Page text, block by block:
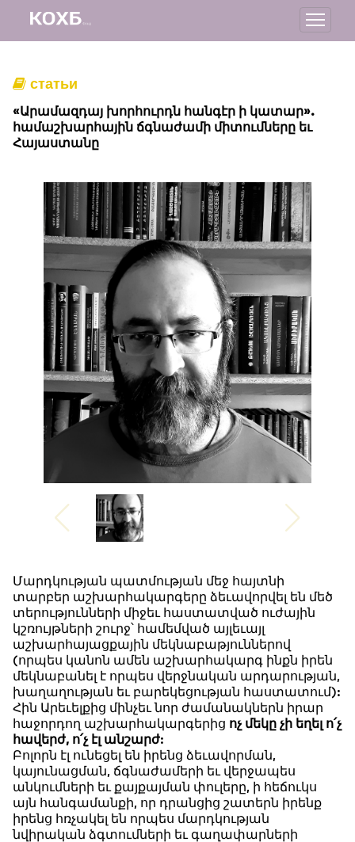
статьи
«Արամազդայ խորհուրդն հանգէր ի կատար».
համաշխարհային ճգնաժամի միտումները եւ
Հայաստանը
Մարդկության պատմության մեջ հայտնի
տարբեր աշխարհակարգերը ձեւավորվել են մեծ
տերությունների միջեւ հաստատված ուժային
կշռույթների շուրջ՝ համեմված այլեւայլ
աշխարհայացքային մեկնաբաթյուններով
(որպես կանոն ամեն աշխարհակարգ ինքն իրեն
մեկնաբանել է որպես վերջնական արդարության,
խաղաղության եւ բարեկեցության հաստատում):
Հին Արեւելքից մինչեւ նոր ժամանակներն իրար
հաջորդող աշխարհակարգերից ոչ մեկը չի եղել ո՛չ
հավերժ, ո՛չ էլ անշարժ:
Բոլորն էլ ունեցել են իրենց ձեւավորման,
կայունացման, ճգնաժամերի եւ վերջապես
անկումների եւ քայքայման փուլերը, ի հեճուկս
այն հանգամանքի, որ դրանցից շատերն իրենք
իրենց հռչակել են որպես մարդկության
նվիրական ձգտումների եւ գաղափարների